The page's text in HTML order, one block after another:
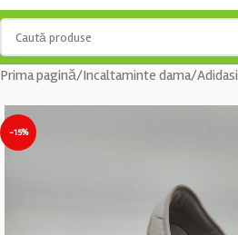
Prima pagină/Incaltaminte dama/Adidasi
-15%